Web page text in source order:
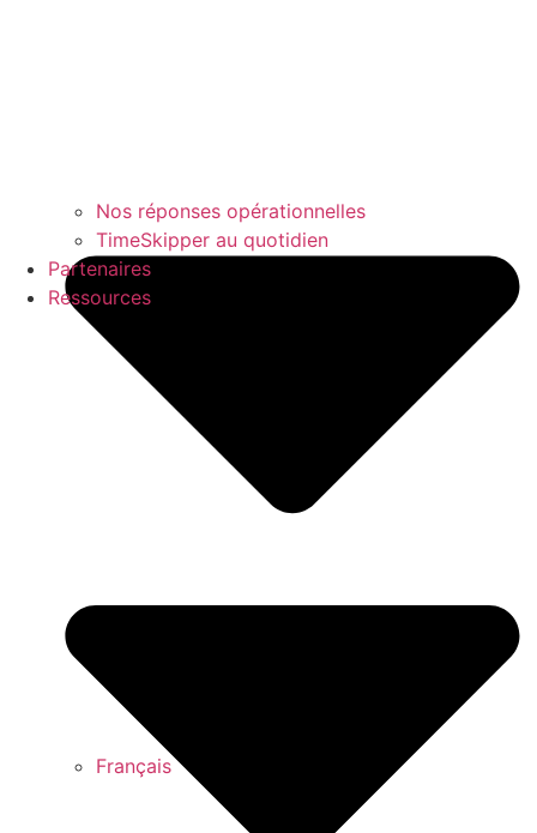
Français
Nos réponses opérationnelles
TimeSkipper au quotidien
Partenaires
Ressources